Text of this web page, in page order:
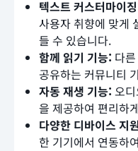
텍스트 커스터마이
사용자 취향에 맞게
들 수 있습니다.
함께 읽기 기능: 다
공유하는 커뮤니티
자동 재생 기능: 오
을 제공하여 편리하
다양한 디바이스 지
한 기기에서 연동하